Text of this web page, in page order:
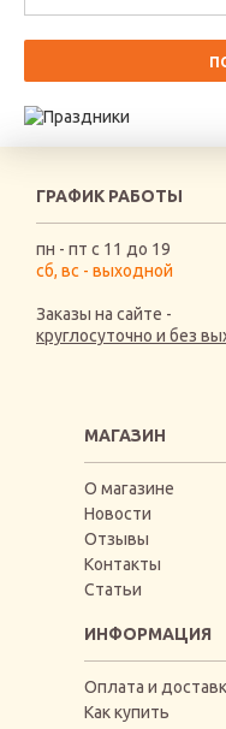
ГРАФИК РАБОТЫ
пн - пт с 11 до 19
сб, вс - выходной
Заказы на сайте -
круглосуточно и без
МАГАЗИН
О магазине
Новости
Отзывы
Контакты
Статьи
ИНФОРМАЦИЯ
Оплата и
Как купить